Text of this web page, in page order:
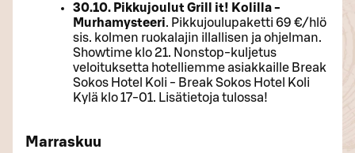
30.10. Pikkujoulut Grill it! Kolilla -
Murhamysteeri. Pikkujoulupaketti 69 €/hlö
sis. kolmen ruokalajin illallisen ja ohjelman.
Showtime klo 21. Nonstop-kuljetus
veloituksetta hotelliemme asiakkaille Break
Sokos Hotel Koli - Break Sokos Hotel Koli
Kylä klo 17-01. Lisätietoja tulossa!
Marraskuu